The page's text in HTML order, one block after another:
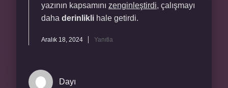
yazının kapsamını zenginleştirdi, çalışmayı
daha derinlikli hale getirdi.
Aralık 18, 2024 Yanıtla
Dayı